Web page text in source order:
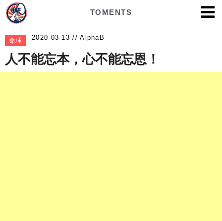
TOMENTS
命理 AlphaB
人不能忘本，心不能忘恩！